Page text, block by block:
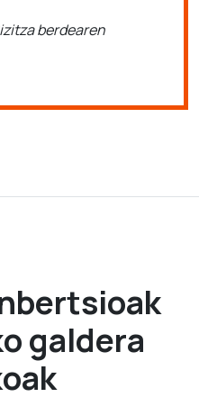
berdearen
galdera